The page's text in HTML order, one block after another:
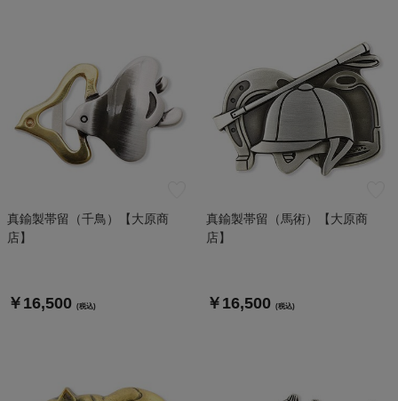
真鍮製帯留（千鳥）【大原商
店】
￥16,500 (税込)
真鍮製帯留（馬術）【大原商
店】
￥16,500 (税込)